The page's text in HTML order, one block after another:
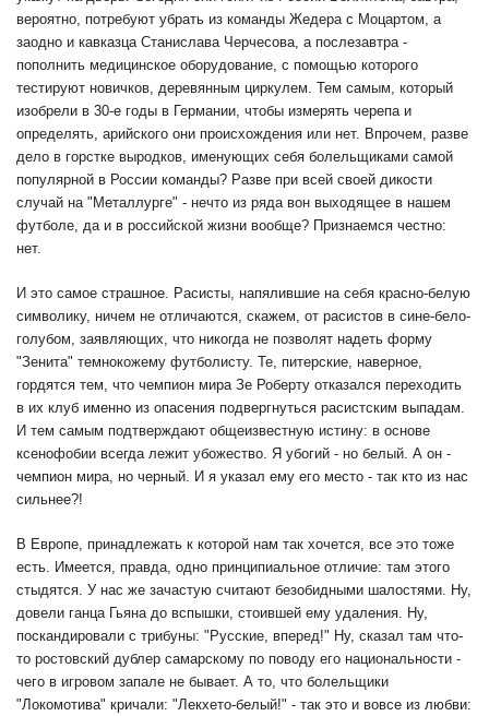
вероятно, потребуют убрать из команды Жедера с Моцартом, а
заодно и кавказца Станислава Черчесова, а послезавтра -
пополнить медицинское оборудование, с помощью которого
тестируют новичков, деревянным циркулем. Тем самым, который
изобрели в 30-е годы в Германии, чтобы измерять черепа и
определять, арийского они происхождения или нет. Впрочем, разве
дело в горстке выродков, именующих себя болельщиками самой
популярной в России команды? Разве при всей своей дикости
случай на "Металлурге" - нечто из ряда вон выходящее в нашем
футболе, да и в российской жизни вообще? Признаемся честно:
нет.
И это самое страшное. Расисты, напялившие на себя красно-белую
символику, ничем не отличаются, скажем, от расистов в сине-бело-
голубом, заявляющих, что никогда не позволят надеть форму
"Зенита" темнокожему футболисту. Те, питерские, наверное,
гордятся тем, что чемпион мира Зе Роберту отказался переходить
в их клуб именно из опасения подвергнуться расистским выпадам.
И тем самым подтверждают общеизвестную истину: в основе
ксенофобии всегда лежит убожество. Я убогий - но белый. А он -
чемпион мира, но черный. И я указал ему его место - так кто из нас
сильнее?!
В Европе, принадлежать к которой нам так хочется, все это тоже
есть. Имеется, правда, одно принципиальное отличие: там этого
стыдятся. У нас же зачастую считают безобидными шалостями. Ну,
довели ганца Гьяна до вспышки, стоившей ему удаления. Ну,
поскандировали с трибуны: "Русские, вперед!" Ну, сказал там что-
то ростовский дублер самарскому по поводу его национальности -
чего в игровом запале не бывает. А то, что болельщики
"Локомотива" кричали: "Лекхето-белый!" - так это и вовсе из любви: